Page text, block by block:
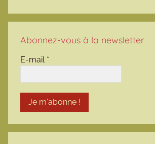
Abonnez-vous à la newsletter
E-mail *